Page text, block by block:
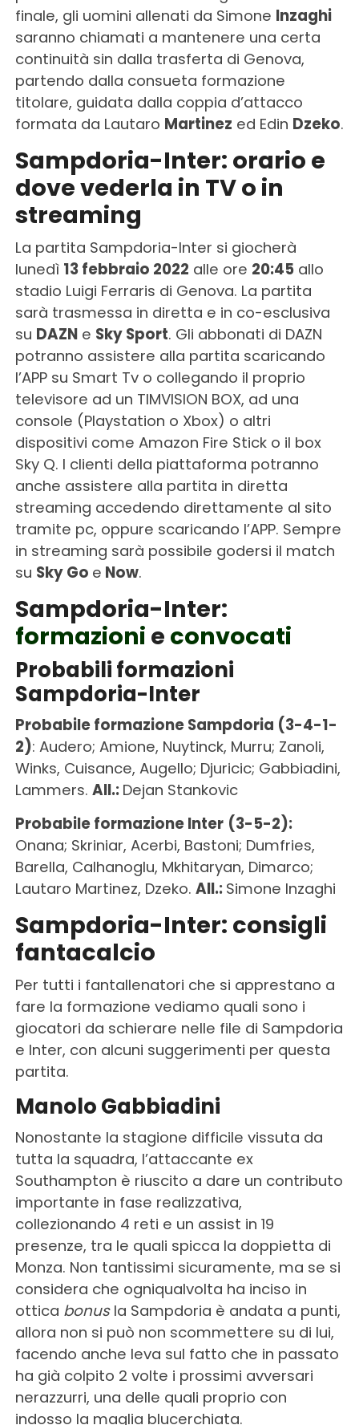
finale, gli uomini allenati da Simone Inzaghi
saranno chiamati a mantenere una certa
continuità sin dalla trasferta di Genova,
partendo dalla consueta formazione
titolare, guidata dalla coppia d’attacco
formata da Lautaro Martinez ed Edin Dzeko.
Sampdoria-Inter: orario e
dove vederla in TV o in
streaming
La partita Sampdoria-Inter si giocherà
lunedì 13 febbraio 2022 alle ore 20:45allo
stadio Luigi Ferraris di Genova. La partita
sarà trasmessa in diretta e in co-esclusiva
su DAZNe Sky Sport. Gli abbonati di DAZN
potranno assistere alla partita scaricando
l’APP su Smart Tv o collegando il proprio
televisore ad un TIMVISION BOX, ad una
console (Playstation o Xbox) o altri
dispositivi come Amazon Fire Stick o il box
Sky Q. I clienti della piattaforma potranno
anche assistere alla partita in diretta
streaming accedendo direttamente al sito
tramite pc, oppure scaricando l’APP. Sempre
in streaming sarà possibile godersi il match
su Sky Go e Now.
Sampdoria-Inter:
formazioni e convocati
Probabili formazioni
Sampdoria-Inter
Probabile formazione Sampdoria (3-4-1-
2): Audero; Amione, Nuytinck, Murru; Zanoli,
Winks, Cuisance, Augello; Djuricic; Gabbiadini,
Lammers. All.: Dejan Stankovic
Probabile formazione Inter (3-5-2):
Onana; Skriniar, Acerbi, Bastoni; Dumfries,
Barella, Calhanoglu, Mkhitaryan, Dimarco;
Lautaro Martinez, Dzeko. All.: Simone Inzaghi
Sampdoria-Inter: consigli
fantacalcio
Per tutti i fantallenatori che si apprestano a
fare la formazione vediamo quali sono i
giocatori da schierare nelle file di Sampdoria
e Inter, con alcuni suggerimenti per questa
partita.
Manolo Gabbiadini
Nonostante la stagione difficile vissuta da
tutta la squadra, l’attaccante ex
Southampton è riuscito a dare un contributo
importante in fase realizzativa,
collezionando 4 reti e un assist in 19
presenze, tra le quali spicca la doppietta di
Monza. Non tantissimi sicuramente, ma se si
considera che ogniqualvolta ha inciso in
ottica bonusla Sampdoria è andata a punti,
allora non si può non scommettere su di lui,
facendo anche leva sul fatto che in passato
ha già colpito 2 volte i prossimi avversari
nerazzurri, una delle quali proprio con
indosso la maglia blucerchiata.